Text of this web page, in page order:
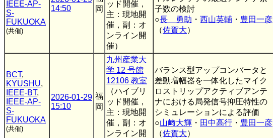
IEEE-AP-
S-
FUKUOKA
(共催)
14:50
岡
ッド開催，
主：現地開
催，副：オ
ンライン開
催）
子数の検討
○長 勇助 ・ 西山英輔 ・ 豊田一彦
（佐賀大）
BCT,
KYUSHU,
IEEE-BT,
IEEE-AP-
S-
FUKUOKA
(共催)
2026-01-29
15:10
福
岡
九州産業大
学 12 号館
12106 教室
（ハイブリ
ッド開催，
主：現地開
催，副：オ
ンライン開
バランス型アップコンバータと
差動増幅器を一体化したマイク
ロストリップアクティブアンテ
ナにおける局発信号抑圧特性の
シミュレーションによる評価
○山﨑大輝 ・ 田中高行 ・ 豊田一彦
（佐賀大）